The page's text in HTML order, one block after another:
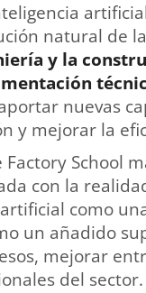
natural de
y la
nuevas
y mejorar la
Factory School
con la
como
un añadido
mejorar
del sector.